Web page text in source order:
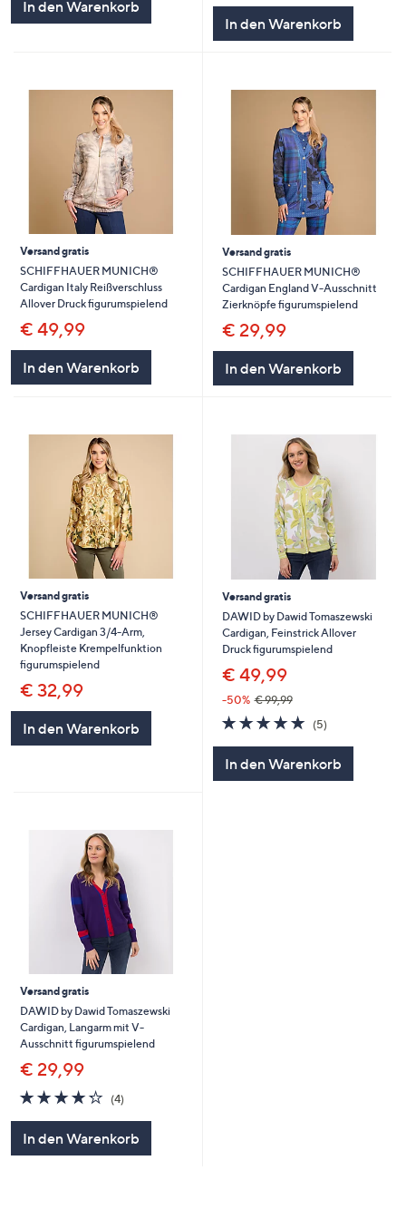
In den Warenkorb
In den Warenkorb
Versand gratis
SCHIFFHAUER MUNICH®
Cardigan Italy Reißverschluss
Allover Druck figurumspielend
€ 49,99
In den Warenkorb
Versand gratis
SCHIFFHAUER MUNICH®
Cardigan England V-Ausschnitt
Zierknöpfe figurumspielend
€ 29,99
In den Warenkorb
Versand gratis
SCHIFFHAUER MUNICH®
Jersey Cardigan 3/4-Arm,
Knopfleiste Krempelfunktion
figurumspielend
€ 32,99
In den Warenkorb
Versand gratis
DAWID by Dawid Tomaszewski
Cardigan, Feinstrick Allover
Druck figurumspielend
€ 49,99
-50% € 99,99
4.8
von
(5)5
In den Warenkorb
Versand gratis
DAWID by Dawid Tomaszewski
Cardigan, Langarm mit V-
Ausschnitt figurumspielend
€ 29,99
4.2
von
(4)4
In den Warenkorb